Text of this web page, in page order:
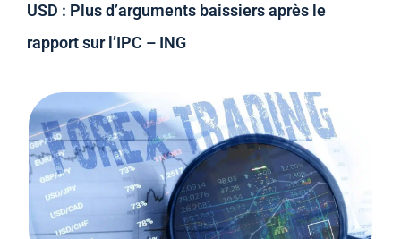
USD : Plus d’arguments baissiers après le
rapport sur l’IPC – ING